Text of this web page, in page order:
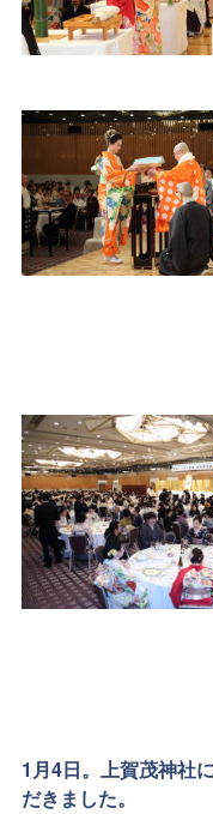
1月4日。上賀茂神社
だきました。